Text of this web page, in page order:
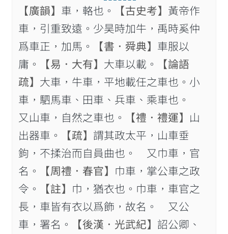
【廣韻】 車，輅也。 【古史考】 黃帝作
車，引重致遠。少昊時加牛，禹時奚仲
爲車正，加馬。
【書．舜典】 車服以
庸。
【易．大有】 大車以載。
【論語
疏】 大車，牛車，平地載任之車也。小
車，駟馬車、田車、兵車、乘車也。
又山車，自然之車也。
【禮．禮運】 山
出器車。
【疏】 謂其政太平，山車垂
鉤，不揉治而自員曲也。 又巾車，官
名。
【周禮．春官】 巾車，掌公車之政
令。
【註】 巾，猶衣也。巾車，車官之
長，車皆有衣以爲飾，故名。 又公
車，署名。
【後漢．光武紀】 詔公卿、